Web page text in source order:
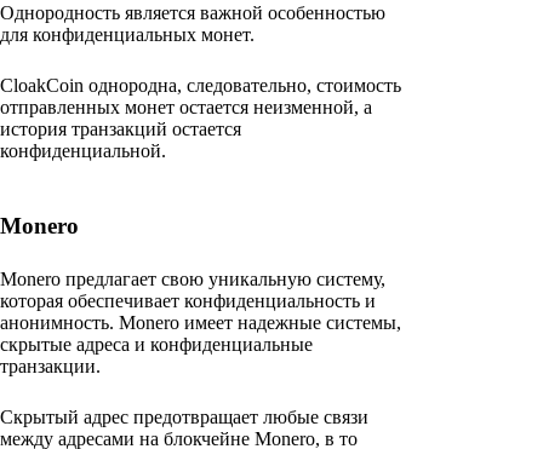
Однородность является важной особенностью
для конфиденциальных монет.
CloakCoin однородна, следовательно, стоимость
отправленных монет остается неизменной, а
история транзакций остается
конфиденциальной.
Monero
Monero предлагает свою уникальную систему,
которая обеспечивает конфиденциальность и
анонимность. Monero имеет надежные системы,
скрытые адреса и конфиденциальные
транзакции.
Скрытый адрес предотвращает любые связи
между адресами на блокчейне Monero, в то